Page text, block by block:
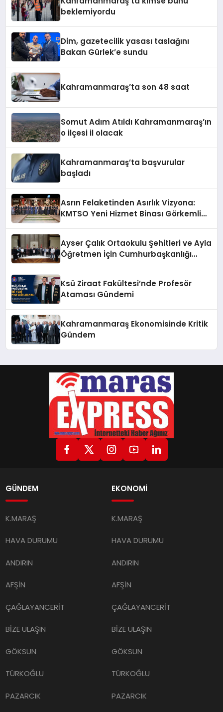
beklemiyordu
Dim, gazetecilik yasası taslağını
Bakan Gürlek’e sundu
Kahramanmaraş’ta son 48 saat
Somut Adım Atıldı Kahramanmaraş’ın
o ilçesi il olacak
Kahramanmaraş’ta başvurular
başladı
Asrın Felaketinden Asırlık Vizyona:
KMTSO Yeni Hizmet Binası Görkemli
Ayser Çalık Ortaokulu Şehitleri ve Ayla
Öğretmen İçin Cumhurbaşkanlığı
Ksü Ziraat Fakültesi’nde Profesör
Ataması Gündemi
Kahramanmaraş Ekonomisinde Kritik
Gündem
GÜNDEM
K.MARAŞ
HAVA DURUMU
ANDIRIN
AFŞİN
ÇAĞLAYANCERİT
BİZE ULAŞIN
GÖKSUN
TÜRKOĞLU
PAZARCIK
EKONOMİ
K.MARAŞ
HAVA DURUMU
ANDIRIN
AFŞİN
ÇAĞLAYANCERİT
BİZE ULAŞIN
GÖKSUN
TÜRKOĞLU
PAZARCIK